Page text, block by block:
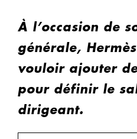
À l’occasion de
générale,
vouloir ajouter
pour définir le
dirigeant.